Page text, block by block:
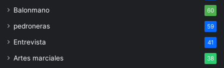
Balonmano 60
pedroneras 59
Entrevista 41
Artes marciales 38